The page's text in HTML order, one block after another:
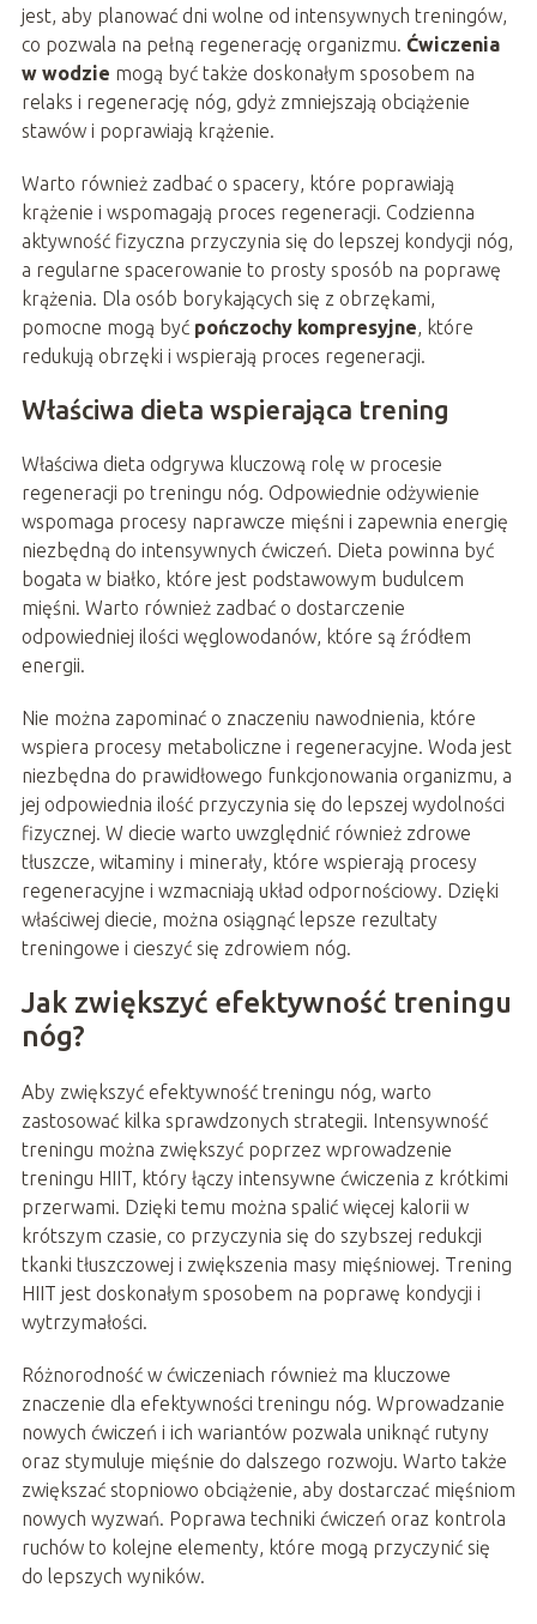
jest, aby planować dni wolne od intensywnych treningów,
co pozwala na pełną regenerację organizmu. Ćwiczenia
w wodzie mogą być także doskonałym sposobem na
relaks i regenerację nóg, gdyż zmniejszają obciążenie
stawów i poprawiają krążenie.
Warto również zadbać o spacery, które poprawiają
krążenie i wspomagają proces regeneracji. Codzienna
aktywność fizyczna przyczynia się do lepszej kondycji nóg,
a regularne spacerowanie to prosty sposób na poprawę
krążenia. Dla osób borykających się z obrzękami,
pomocne mogą być pończochy kompresyjne, które
redukują obrzęki i wspierają proces regeneracji.
Właściwa dieta wspierająca trening
Właściwa dieta odgrywa kluczową rolę w procesie
regeneracji po treningu nóg. Odpowiednie odżywienie
wspomaga procesy naprawcze mięśni i zapewnia energię
niezbędną do intensywnych ćwiczeń. Dieta powinna być
bogata w białko, które jest podstawowym budulcem
mięśni. Warto również zadbać o dostarczenie
odpowiedniej ilości węglowodanów, które są źródłem
energii.
Nie można zapominać o znaczeniu nawodnienia, które
wspiera procesy metaboliczne i regeneracyjne. Woda jest
niezbędna do prawidłowego funkcjonowania organizmu, a
jej odpowiednia ilość przyczynia się do lepszej wydolności
fizycznej. W diecie warto uwzględnić również zdrowe
tłuszcze, witaminy i minerały, które wspierają procesy
regeneracyjne i wzmacniają układ odpornościowy. Dzięki
właściwej diecie, można osiągnąć lepsze rezultaty
treningowe i cieszyć się zdrowiem nóg.
Jak zwiększyć efektywność treningu
nóg?
Aby zwiększyć efektywność treningu nóg, warto
zastosować kilka sprawdzonych strategii. Intensywność
treningu można zwiększyć poprzez wprowadzenie
treningu HIIT, który łączy intensywne ćwiczenia z krótkimi
przerwami. Dzięki temu można spalić więcej kalorii w
krótszym czasie, co przyczynia się do szybszej redukcji
tkanki tłuszczowej i zwiększenia masy mięśniowej. Trening
HIIT jest doskonałym sposobem na poprawę kondycji i
wytrzymałości.
Różnorodność w ćwiczeniach również ma kluczowe
znaczenie dla efektywności treningu nóg. Wprowadzanie
nowych ćwiczeń i ich wariantów pozwala uniknąć rutyny
oraz stymuluje mięśnie do dalszego rozwoju. Warto także
zwiększać stopniowo obciążenie, aby dostarczać mięśniom
nowych wyzwań. Poprawa techniki ćwiczeń oraz kontrola
ruchów to kolejne elementy, które mogą przyczynić się
do lepszych wyników.